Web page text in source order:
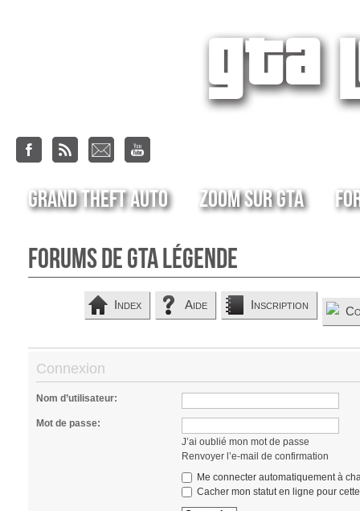
Grand Theft Auto Zoom sur GTA
Forums de GTA Légende
Index Aide Inscription
Connexion
Nom d’utilisateur:
Mot de passe:
J’ai oublié mon mot de passe
Renvoyer l’e-mail de confirmation
Me connecter automatiquement à
Cacher mon statut en ligne pour